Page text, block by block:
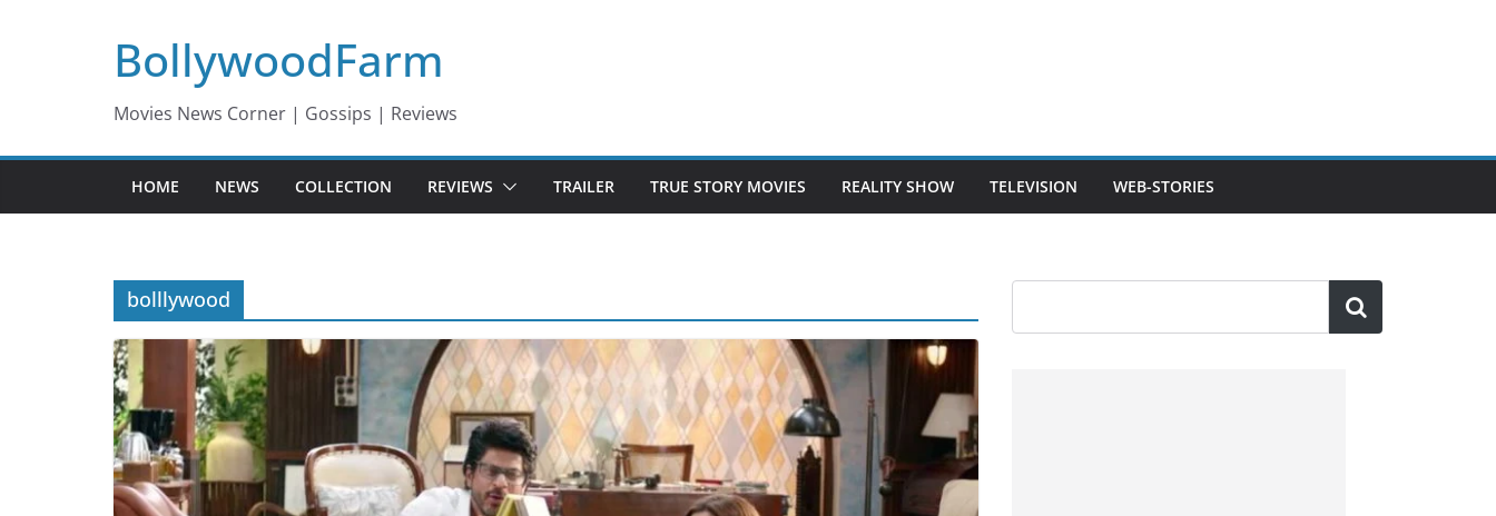
BollywoodFarm
Movies News Corner | Gossips | Reviews
HOME NEWS COLLECTION REVIEWS TRAILER TRUE STORY MOVIES REALITY SHOW TELEVISION WEB-STORIES
bolllywood